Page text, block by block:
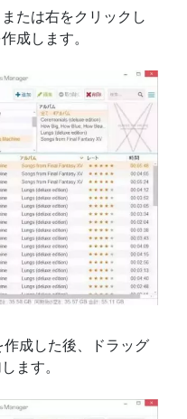
たは右をクリックし
成します。
成した後、ドラッグ
ます。